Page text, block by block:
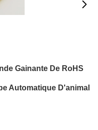
Gainante De RoHS
Automatique D'animal